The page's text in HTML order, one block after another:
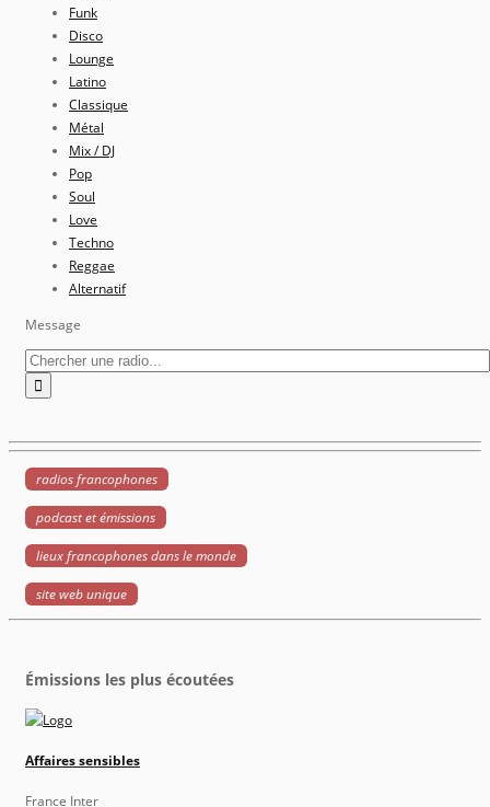
Funk
Disco
Lounge
Latino
Classique
Métal
Mix / DJ
Pop
Soul
Love
Techno
Reggae
Alternatif
Message
radios francophones
podcast et émissions
lieux francophones dans le monde
site web unique
Émissions les plus écoutées
Affaires sensibles
France Inter